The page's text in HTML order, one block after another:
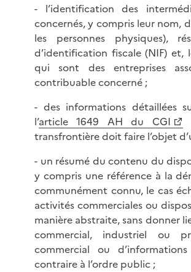
- l’identification des
concernés, y compris leur nom,
les personnes physiques),
d’identification fiscale (NIF) et,
qui sont des entreprises
contribuable concerné ;
- des informations détaillées
l’article 1649 AH du CGI
transfrontière doit faire l’objet
- un résumé du contenu du
y compris une référence à la
communément connu, le cas
activités commerciales ou
manière abstraite, sans donner
commercial, industriel ou
commercial ou
contraire à l’ordre public ;